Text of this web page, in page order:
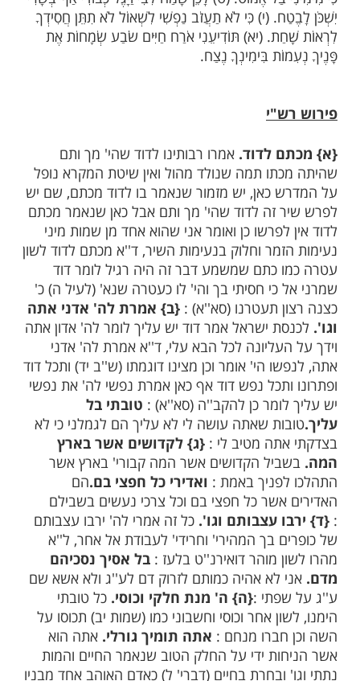
שָׁמְרֵנִי אֵל כִּי חָסִיתִי בָךְ. (ב) אָמַרְתְּ לַיהוָה
טוֹבָתִי בַּל עָלֶיךָ. (ג) לִקְדוֹשִׁים אֲשֶׁר בָּאָרֶץ הֵמָּה
חֶפְצִי בָם. (ד) יִרְבּוּ עַצְּבוֹתָם אַחֵר מָהָרוּ בַּל אַסִּיךְ
אַתָּה תּוֹמִיךְ גּוֹרָלִי. (ו) חֲבָלִים נָפְלוּ לִי
יִסְּרוּנִי כִלְיוֹתָי. (ח) שִׁוִּיתִי יְהוָה לְנֶגְדִּי תָמִיד
בַּל אֶמּוֹט. (ט) לָכֵן שָׂמַח לִבִּי וַיָּגֶל כְּבוֹדִי אַף בְּשָׂרִי
(י) כִּי לֹא תַעֲזֹב נַפְשִׁי לִשְׁאוֹל לֹא תִתֵּן חֲסִידְךָ
(יא) תּוֹדִיעֵנִי אֹרַח חַיִּים שֹׂבַע שְׂמָחוֹת אֶת
בִּימִינְךָ נֶצַח.
לדוד.אמרו רבותינו לדוד שהי' מך ותם
תמה שנולד מהול ואין שיטת המקרא נופל
כאן, יש מזמור שנאמר בו לדוד מכתם, שם יש
זה לדוד שהי' מך ותם אבל כאן שנאמר מכתם
כן ואומר אני שהוא אחד מן שמות מיני
וחלוק בנעימות השיר, ד''א מכתם לדוד לשון
כתם שמשמע דבר זה היה רגיל לומר דוד
כי חסיתי בך והי' לו כעטרה שנא' (לעיל ה) כ'
תעטרנו (סא''א) :{ב} אמרת לה' אדני אתה
ישראל אמר דוד יש עליך לומר לה' אדון אתה
לכל הבא עלי, ד''א אמרת לה' אדני
הי' אומר וכן מצינו דוגמתו (ש''ב יד) ותכל דוד
נפש דוד אף כאן אמרת נפשי לה' את נפשי